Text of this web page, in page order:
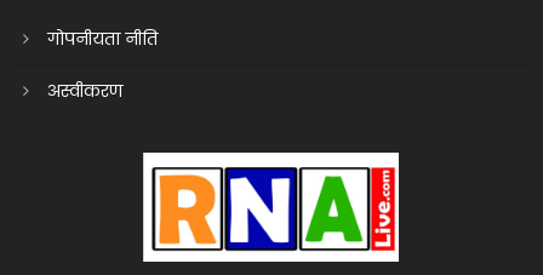
गोपनीयता नीति
अस्वीकरण